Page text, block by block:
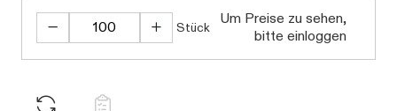
Stück
Um Preise zu sehen,
bitte einloggen